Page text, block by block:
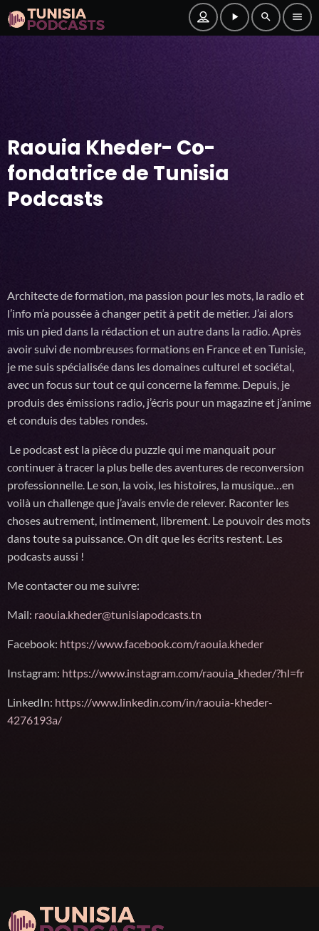
play_arrow search menu
Raouia Kheder- Co-
fondatrice de Tunisia
Podcasts
Architecte de formation, ma passion pour les mots, la radio et
l’info m’a poussée à changer petit à petit de métier. J’ai alors
mis un pied dans la rédaction et un autre dans la radio. Après
avoir suivi de nombreuses formations en France et en Tunisie,
je me suis spécialisée dans les domaines culturel et sociétal,
avec un focus sur tout ce qui concerne la femme. Depuis, je
produis des émissions radio, j’écris pour un magazine et j’anime
et conduis des tables rondes.
Le podcast est la pièce du puzzle qui me manquait pour
continuer à tracer la plus belle des aventures de reconversion
professionnelle. Le son, la voix, les histoires, la musique…en
voilà un challenge que j’avais envie de relever. Raconter les
choses autrement, intimement, librement. Le pouvoir des mots
dans toute sa puissance. On dit que les écrits restent. Les
podcasts aussi !
Me contacter ou me suivre:
Mail: raouia.kheder@tunisiapodcasts.tn
Facebook: https://www.facebook.com/raouia.kheder
Instagram: https://www.instagram.com/raouia_kheder/?hl=fr
LinkedIn: https://www.linkedin.com/in/raouia-kheder-
4276193a/